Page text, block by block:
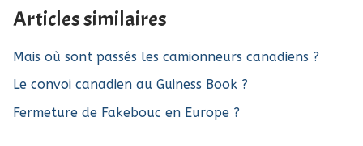
Articles similaires
Mais où sont passés les camionneurs canadiens ?
Le convoi canadien au Guiness Book ?
Fermeture de Fakebouc en Europe ?